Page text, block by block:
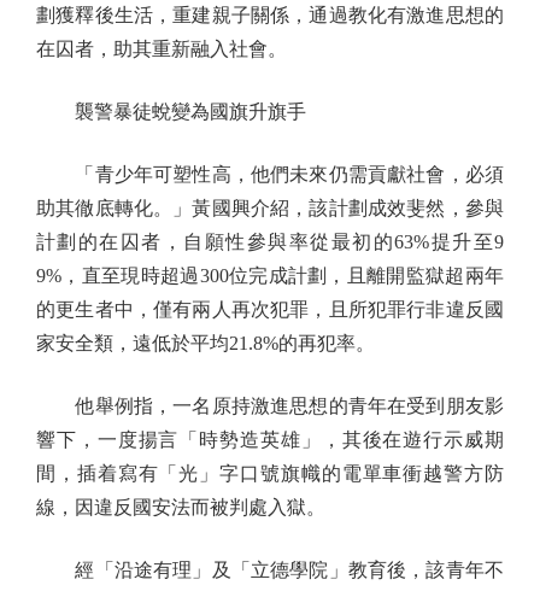
劃獲釋後生活，重建親子關係，通過教化有激進思想的
在囚者，助其重新融入社會。
襲警暴徒蛻變為國旗升旗手
「青少年可塑性高，他們未來仍需貢獻社會，必須
助其徹底轉化。」黃國興介紹，該計劃成效斐然，參與
計劃的在囚者，自願性參與率從最初的63%提升至9
9%，直至現時超過300位完成計劃，且離開監獄超兩年
的更生者中，僅有兩人再次犯罪，且所犯罪行非違反國
家安全類，遠低於平均21.8%的再犯率。
他舉例指，一名原持激進思想的青年在受到朋友影
響下，一度揚言「時勢造英雄」，其後在遊行示威期
間，插着寫有「光」字口號旗幟的電單車衝越警方防
線，因違反國安法而被判處入獄。
經「沿途有理」及「立德學院」教育後，該青年不